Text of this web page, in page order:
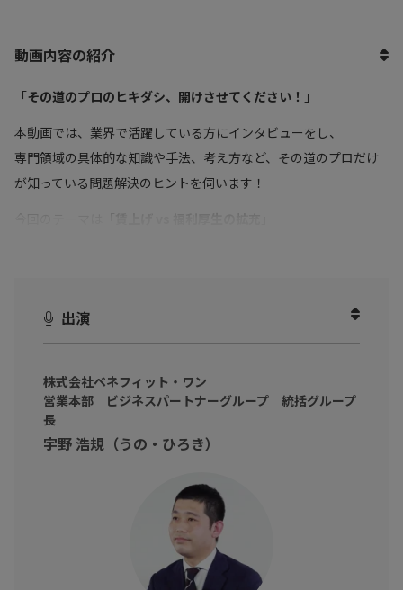
動画内容の紹介
「その道のプロのヒキダシ、開けさせてください！ 」
本動画では、業界で活躍している方にインタビューをし、
専門領域の具体的な知識や手法、考え方など、その道のプロだけ
が知っている問題解決のヒントを伺います！
このような課題をお持ちの人事部の方も多いのではないでしょう
人手不足や優秀人材を食い止めるには、まずは賃上げだ！と思い
がちですが
昨今のインフレ状況下では、得策とは言えません。
では、解決するにはどうすればよいのでしょうか？
そこでヒントとなるのが「福利厚生の拡充」です。
本動画では、企業の福利厚生拡充の効果に詳しい宇野 浩規 氏
（株式会社ベネフィット・ワン 営業本部 ビジネスパートナー
出演
株式会社ベネフィット・ワン
営業本部 ビジネスパートナーグループ 統括グループ
長
宇野 浩規（うの・ひろき）